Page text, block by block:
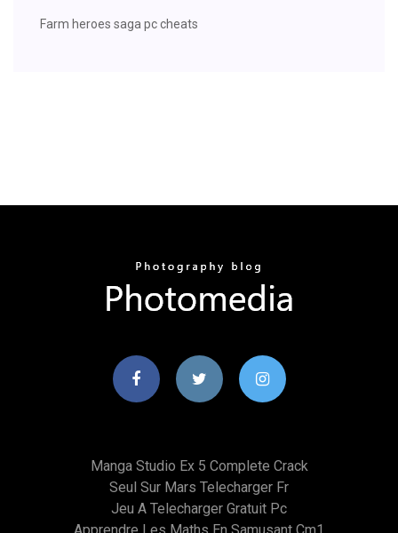
Farm heroes saga pc cheats
Manga Studio Ex 5 Complete Crack
Seul Sur Mars Telecharger Fr
Jeu A Telecharger Gratuit Pc